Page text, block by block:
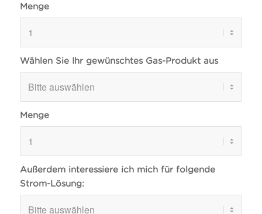
Menge
Wählen Sie Ihr gewünschtes Gas-Produkt aus
Menge
Außerdem interessiere ich mich für folgende
Strom-Lösung: